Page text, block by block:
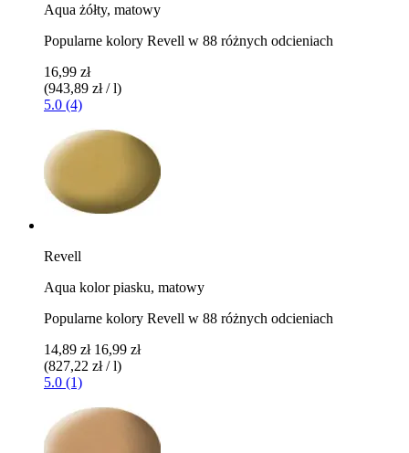
Aqua żółty, matowy
Popularne kolory Revell w 88 różnych odcieniach
16,99 zł
(943,89 zł / l)
5.0 (4)
Revell
Aqua kolor piasku, matowy
Popularne kolory Revell w 88 różnych odcieniach
14,89 zł 16,99 zł
(827,22 zł / l)
5.0 (1)